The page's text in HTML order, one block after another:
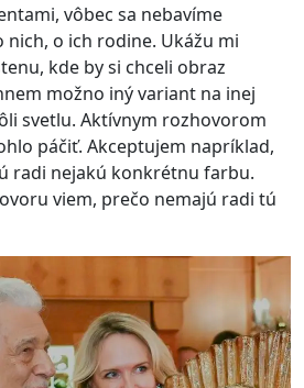
vôbec sa nebavíme
nich, o ich rodine. Ukážu mi
kde by si chceli obraz
možno iný variant na inej
svetlu. Aktívnym rozhovorom
páčiť. Akceptujem napríklad,
radi nejakú konkrétnu farbu.
viem, prečo nemajú radi tú